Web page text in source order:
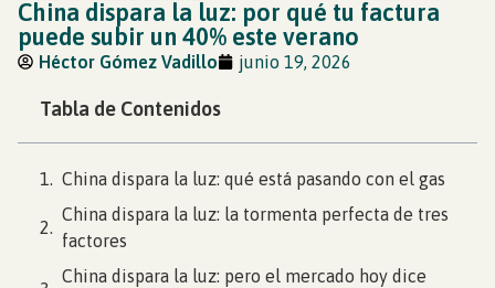
China dispara la luz: por qué tu factura
puede subir un 40% este verano
Héctor Gómez Vadillo junio 19, 2026
Tabla de Contenidos
China dispara la luz: qué está pasando con el gas
China dispara la luz: la tormenta perfecta de tres
factores
China dispara la luz: pero el mercado hoy dice